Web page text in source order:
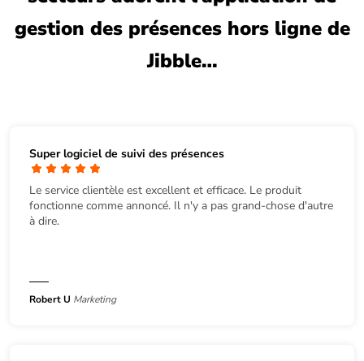
gestion des présences hors ligne de
Jibble…
Super logiciel de suivi des présences
Le service clientèle est excellent et efficace. Le produit
fonctionne comme annoncé. Il n'y a pas grand-chose d'autre
à dire.
Robert U Marketing